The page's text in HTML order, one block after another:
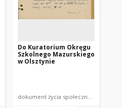
Do Kuratorium Okręgu
Szkolnego Mazurskiego
w Olsztynie
dokument życia społecznego